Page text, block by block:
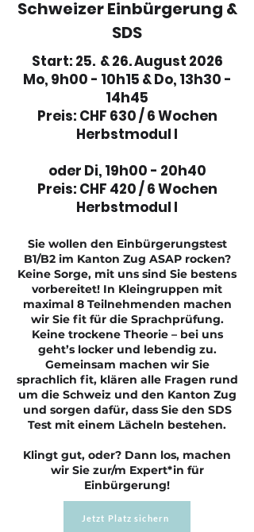
Schweizer Einbürgerung &
SDS
Start: 25. & 26. August 2026
Mo, 9h00 - 10h15 & Do, 13h30 -
14h45
Preis: CHF 630 / 6 Wochen
Herbstmodul I
oder Di, 19h00 - 20h40
Preis: CHF 420 / 6 Wochen
Herbstmodul I
Sie wollen den Einbürgerungstest
B1/B2 im Kanton Zug ASAP rocken?
Keine Sorge, mit uns sind Sie bestens
vorbereitet! In Kleingruppen mit
maximal 8 Teilnehmenden machen
wir Sie fit für die Sprachprüfung.
Keine trockene Theorie – bei uns
geht’s locker und lebendig zu.
Gemeinsam machen wir Sie
sprachlich fit, klären alle Fragen rund
um die Schweiz und den Kanton Zug
und sorgen dafür, dass Sie den SDS
Test mit einem Lächeln bestehen.
Klingt gut, oder? Dann los, machen
wir Sie zur/m Expert*in für
Einbürgerung!
Jetzt Platz sichern